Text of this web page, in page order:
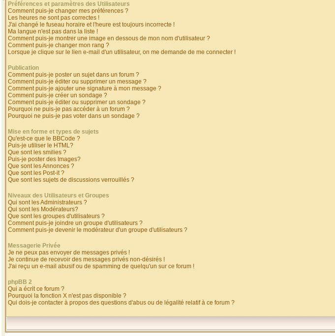
Préférences et paramètres des Utilisateurs
Comment puis-je changer mes préférences ?
Les heures ne sont pas correctes !
J'ai changé le fuseau horaire et l'heure est toujours incorrecte !
Ma langue n'est pas dans la liste !
Comment puis-je montrer une image en dessous de mon nom d'utilisateur ?
Comment puis-je changer mon rang ?
Lorsque je clique sur le lien e-mail d'un utilisateur, on me demande de me connecter !
Publication
Comment puis-je poster un sujet dans un forum ?
Comment puis-je éditer ou supprimer un message ?
Comment puis-je ajouter une signature à mon message ?
Comment puis-je créer un sondage ?
Comment puis-je éditer ou supprimer un sondage ?
Pourquoi ne puis-je pas accéder à un forum ?
Pourquoi ne puis-je pas voter dans un sondage ?
Mise en forme et types de sujets
Qu'est-ce que le BBCode ?
Puis-je utiliser le HTML?
Que sont les smilies ?
Puis-je poster des Images?
Que sont les Annonces ?
Que sont les Post-it ?
Que sont les sujets de discussions verrouillés ?
Niveaux des Utilisateurs et Groupes
Qui sont les Administrateurs ?
Qui sont les Modérateurs?
Que sont les groupes d'utilisateurs ?
Comment puis-je joindre un groupe d'utilisateurs ?
Comment puis-je devenir le modérateur d'un groupe d'utilisateurs ?
Messagerie Privée
Je ne peux pas envoyer de messages privés !
Je continue de recevoir des messages privés non-désirés !
J'ai reçu un e-mail abusif ou de spamming de quelqu'un sur ce forum !
phpBB 2
Qui a écrit ce forum ?
Pourquoi la fonction X n'est pas disponible ?
Qui dois-je contacter à propos des questions d'abus ou de légalité relatif à ce forum ?